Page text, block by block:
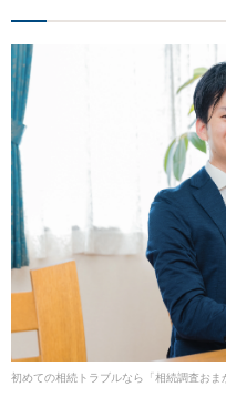
初めての相続トラブルなら「相続調査おま